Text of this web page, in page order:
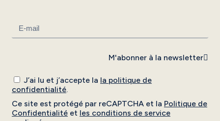
J’ai lu et j’accepte la la politique de
confidentialité.
Ce site est protégé par reCAPTCHA et la Politique de
Confidentialité et les conditions de service
M'abonner à la newsletter